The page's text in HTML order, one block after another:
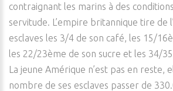
contraignant les marins à des
servitude. L’empire britannique tire de
esclaves les 3/4 de son café, les 15/
les 22/23ème de son sucre et les 34/
La jeune Amérique n’est pas en reste,
nombre de ses esclaves passer de